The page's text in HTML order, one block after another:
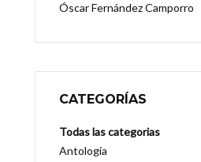
Óscar Fernández Camporro
CATEGORÍAS
Todas las categorias
Antología